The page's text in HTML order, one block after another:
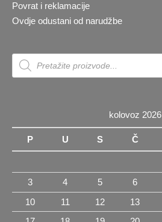
Povrat i reklamacije
Ovdje odustani od narudžbe
Products
search
kolovoz 2026
P U S Č
3
4 5 6
10
11 12 13